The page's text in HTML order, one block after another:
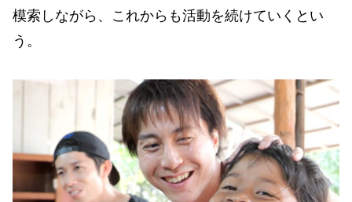
模索しながら、これからも活動を続けていくとい
う。